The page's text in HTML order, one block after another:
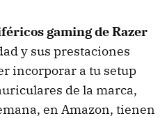
gaming de Razer
y sus prestaciones
incorporar a tu setup
de la marca,
en Amazon, tienen